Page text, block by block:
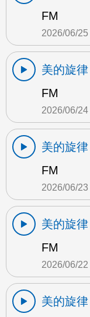
FM
2026/06/25
美的旋律
FM
2026/06/24
美的旋律
FM
2026/06/23
美的旋律
FM
2026/06/22
美的旋律